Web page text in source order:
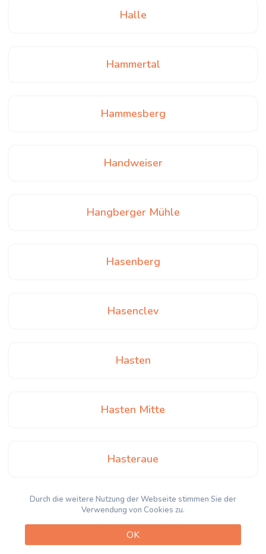
Halle
Hammertal
Hammesberg
Handweiser
Hangberger Mühle
Hasenberg
Hasenclev
Hasten
Hasten Mitte
Hasteraue
Heidhof
Durch die weitere Nutzung der Webseite stimmen Sie der
Verwendung von Cookies zu.
OK